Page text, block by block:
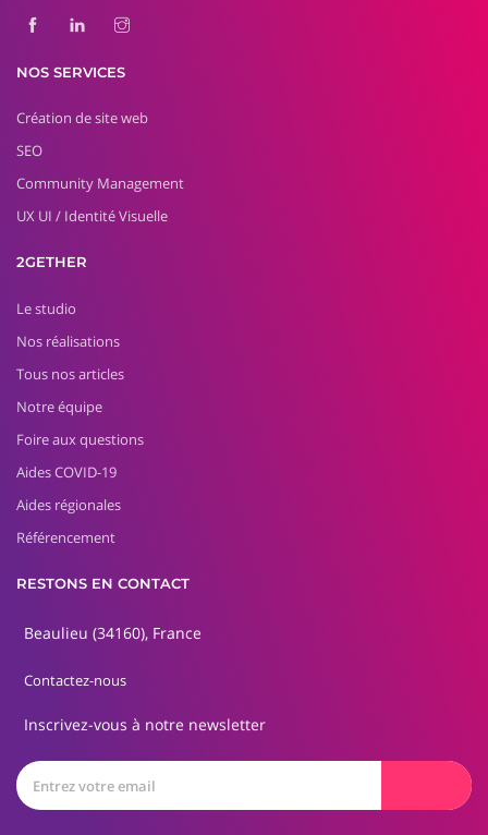
NOS SERVICES
Création de site web
SEO
Community Management
UX UI / Identité Visuelle
2GETHER
Le studio
Nos réalisations
Tous nos articles
Notre équipe
Foire aux questions
Aides COVID-19
Aides régionales
Référencement
RESTONS EN CONTACT
Beaulieu (34160), France
Contactez-nous
Inscrivez-vous à notre newsletter